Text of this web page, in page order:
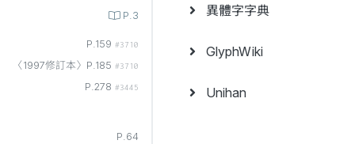
P.3
P.159 #3710
〈1997修訂本〉P.185 #3710
P.278 #3445
P.64
異體字字典
GlyphWiki
Unihan